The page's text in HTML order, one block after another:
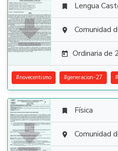

 Lengua
 Comunidad
 Ordinaria de
#novecentismo #generacion-27 #

 Física
 Comunidad